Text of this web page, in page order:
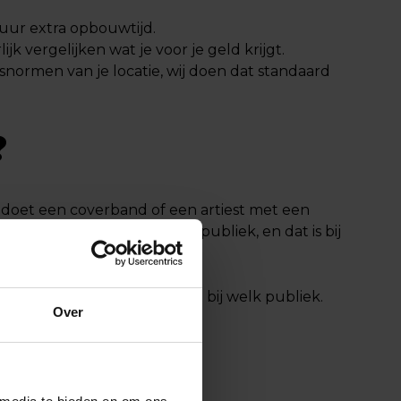
Over
extra opbouwtijd.
vergelijken wat je voor je geld krijgt.
van je locatie, wij doen dat standaard
een coverband of een artiest met een
winnaar. Een gemengd publiek, en dat is bij
en weten wie past bij welk publiek.